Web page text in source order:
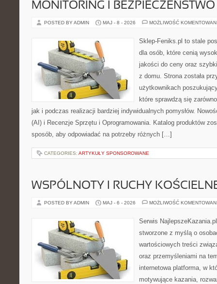
MONITORING I
POSTED BY ADMIN MAJ - 8 - 2026 MOŻLIWOŚĆ
Sklep-Feniks.pl to stale
dla osób, które cenią
jakości do ceny oraz
z domu. Strona została
użytkownikach
które sprawdzą się
jak i podczas realizacji bardziej indywidualnych pomysłów.
(AI) i Recenzje Sprzętu i Oprogramowania. Katalog produktów
sposób, aby odpowiadać na potrzeby różnych […]
CATEGORIES: ARTYKUŁY SPONSOROWANE
WSPÓLNOTY I RUCHY
POSTED BY ADMIN MAJ - 6 - 2026 MOŻLIWOŚĆ
Serwis
stworzone z myślą o
wartościowych treści
oraz przemyśleniami na
internetowa platforma, w
motywujące kazania,